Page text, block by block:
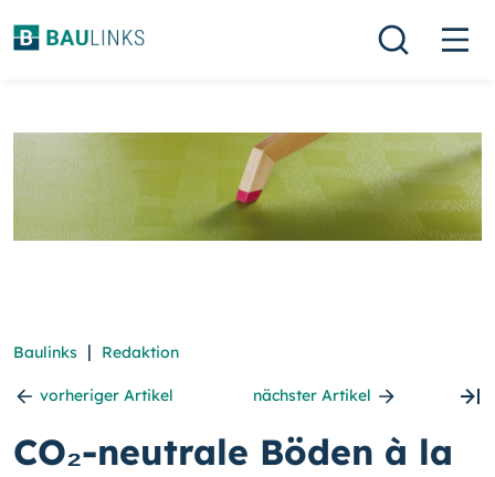
Baulinks | Redaktion
vorheriger Artikel nächster Artikel
CO₂-neutrale Böden à la